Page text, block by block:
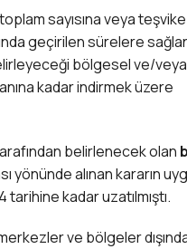
sayısına veya
geçirilen sürelere
bölgesel ve/
kadar indirmek üzere
belirlenecek olan
yönünde alınan kararın
kadar uzatılmıştı.
ve bölgeler